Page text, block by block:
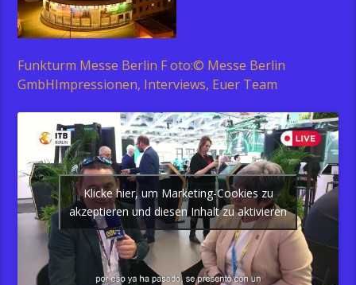
Funkturm Messe Berlin F oto:© Messe Berlin
GmbHImpressionen, Interviews, Euer Team
Klicke hier, um Marketing-Cookies zu
akzeptieren und diesen Inhalt zu aktivieren